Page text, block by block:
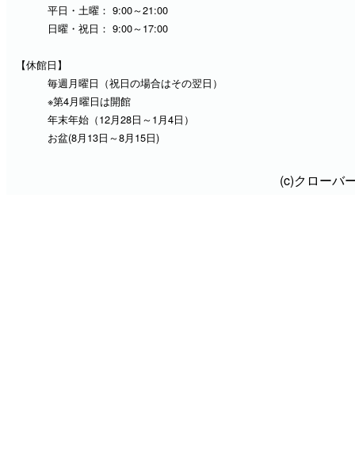
平日・土曜： 9:00～21:00
日曜・祝日： 9:00～17:00
【休館日】
毎週月曜日（祝日の場合はその翌日）
※第4月曜日は開館
年末年始（12月28日～1月4日）
お盆(8月13日～8月15日)
(c)クローバ